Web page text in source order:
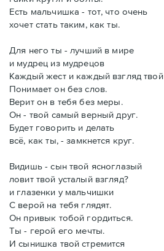
Есть мальчишка - тот, что очень
хочет стать таким, как ты.
Для него ты - лучший в мире
и мудрец из мудрецов
Каждый жест и каждый взгляд твой
Понимает он без слов.
Верит он в тебя без меры.
Он - твой самый верный друг.
Будет говорить и делать
всё, как ты, - замкнется круг.
Видишь - сын твой ясноглазый
ловит твой усталый взгляд?
и глазенки у мальчишки
С верой на тебя глядят.
Он привык тобой гордиться.
Ты - герой его мечты.
И сынишка твой стремится